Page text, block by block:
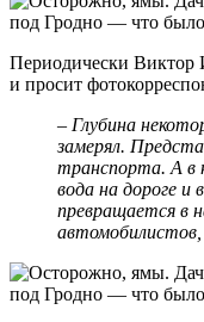
Периодически Виктор
и просит
– Глубина
замерял.
транспорта. А в
вода на дороге и
превращается в